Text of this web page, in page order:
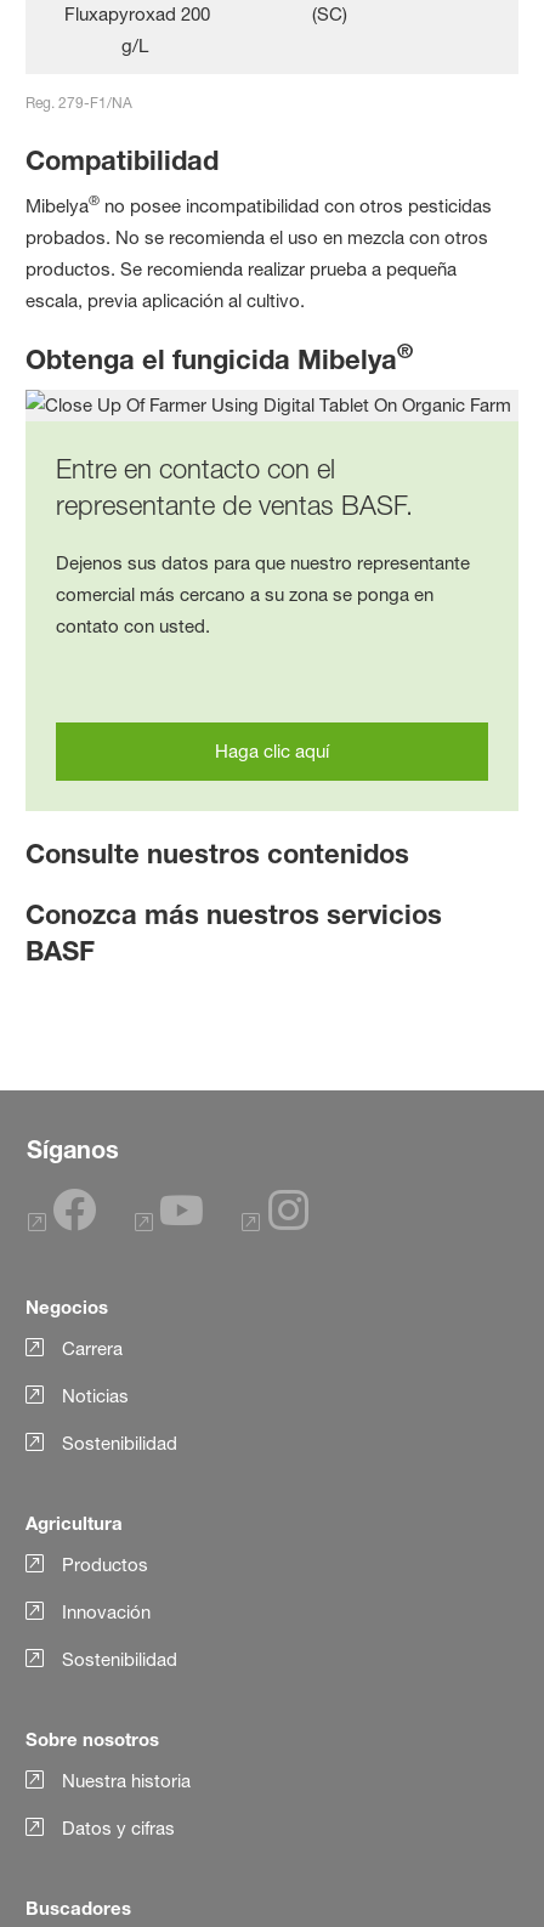
Fluxapyroxad 200
g/L
(SC)
Reg. 279-F1/NA
Compatibilidad
Mibelya® no posee incompatibilidad con otros pesticidas
probados. No se recomienda el uso en mezcla con otros
productos. Se recomienda realizar prueba a pequeña
escala, previa aplicación al cultivo.
Obtenga el fungicida Mibelya®
Entre en contacto con el
representante de ventas BASF.
Dejenos sus datos para que nuestro representante
comercial más cercano a su zona se ponga en
contato con usted.
Haga clic aquí
Consulte nuestros contenidos
Conozca más nuestros servicios
BASF
Síganos
Negocios
Carrera
Noticias
Sostenibilidad
Agricultura
Productos
Innovación
Sostenibilidad
Sobre nosotros
Nuestra historia
Datos y cifras
Buscadores